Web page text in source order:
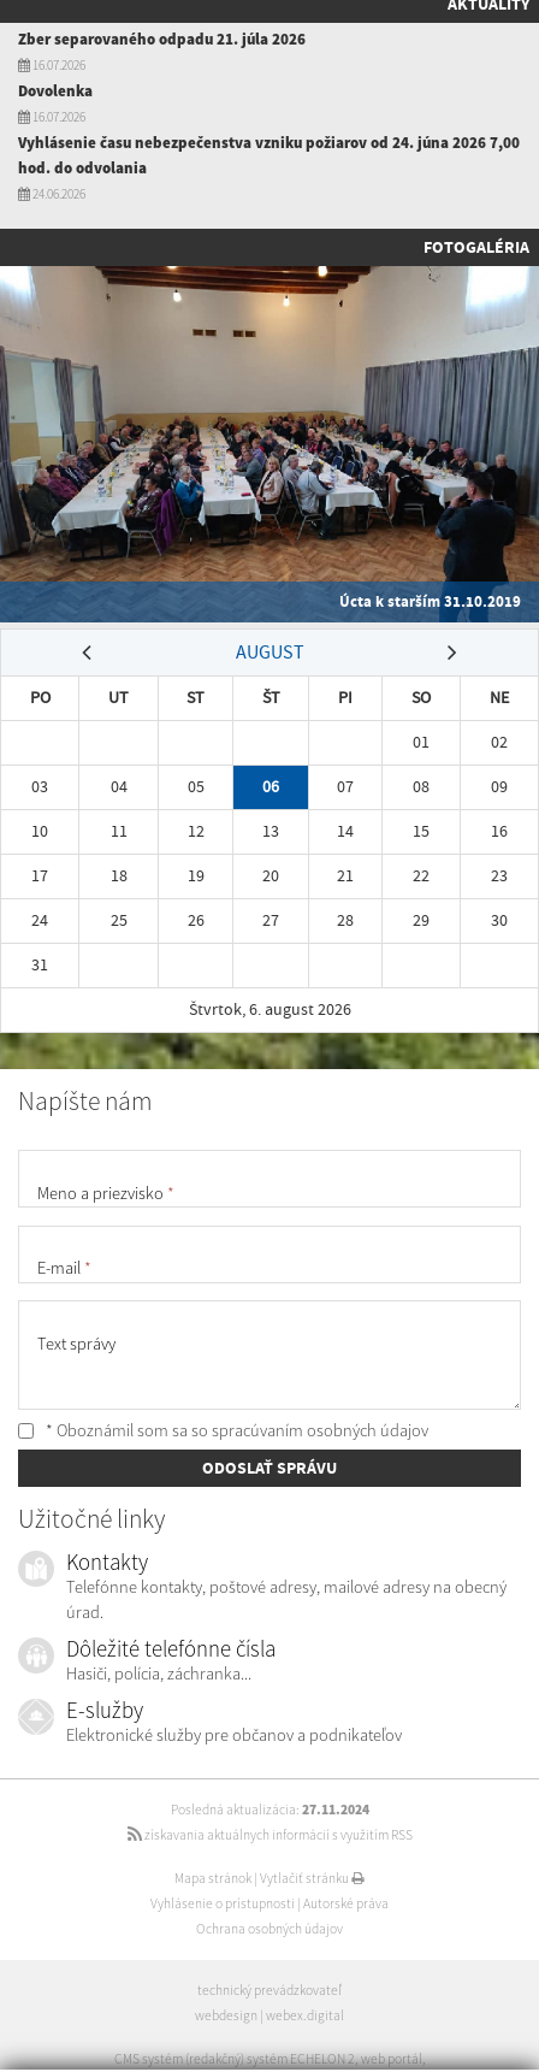
Zber separovaného odpadu 21. júla 2026
16.07.2026
Dovolenka
16.07.2026
Vyhlásenie času nebezpečenstva vzniku požiarov od 24. júna 2026 7,00
hod. do odvolania
24.06.2026
FOTOGALÉRIA
Úcta k starším 31.10.2019
AUGUST
PO UT ST ŠT PI SO
NE
01
02
03
04 05 06 07 08
09
10
11 12 13 14 15
16
17
18 19 20 21 22
23
24
25 26 27 28 29
30
31
Štvrtok, 6. august 2026
Napíšte nám
Meno a priezvisko *
E-mail *
Text správy
* Oboznámil som sa so spracúvaním osobných údajov
ODOSLAŤ SPRÁVU
Užitočné linky
Kontakty
Telefónne kontakty, poštové adresy, mailové adresy na obecný
úrad.
Dôležité telefónne čísla
Hasiči, polícia, záchranka...
E-služby
Elektronické služby pre občanov a podnikateľov
Posledná aktualizácia: 27.11.2024
získavania aktuálnych informácií s využitím RSS
Mapa stránok | Vytlačiť stránku
Vyhlásenie o prístupnosti | Autorské práva
Ochrana osobných údajov
technický prevádzkovateľ
webdesign | webex.digital
CMS systém (redakčný) systém ECHELON 2,web portál,